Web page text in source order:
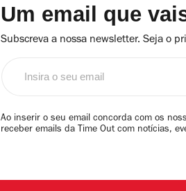
Um email que
Subscreva a nossa newsletter. Seja o
email
Ao inserir o seu email concorda com os
receber emails da Time Out com notícias,